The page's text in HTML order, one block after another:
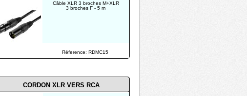
Réference: RDMC15
Câble XLR 3 broches M+XLR
3 broches F - 5 m
CORDON XLR VERS RCA